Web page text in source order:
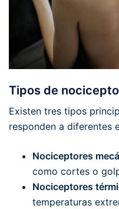
Tipos de
Existen tres tipos
responden a diferentes
Nociceptores
como cortes o
Nociceptores
temperaturas